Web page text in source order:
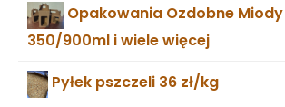
Opakowania Ozdobne Miody
350/900ml i wiele więcej
Pyłek pszczeli 36 zł/kg